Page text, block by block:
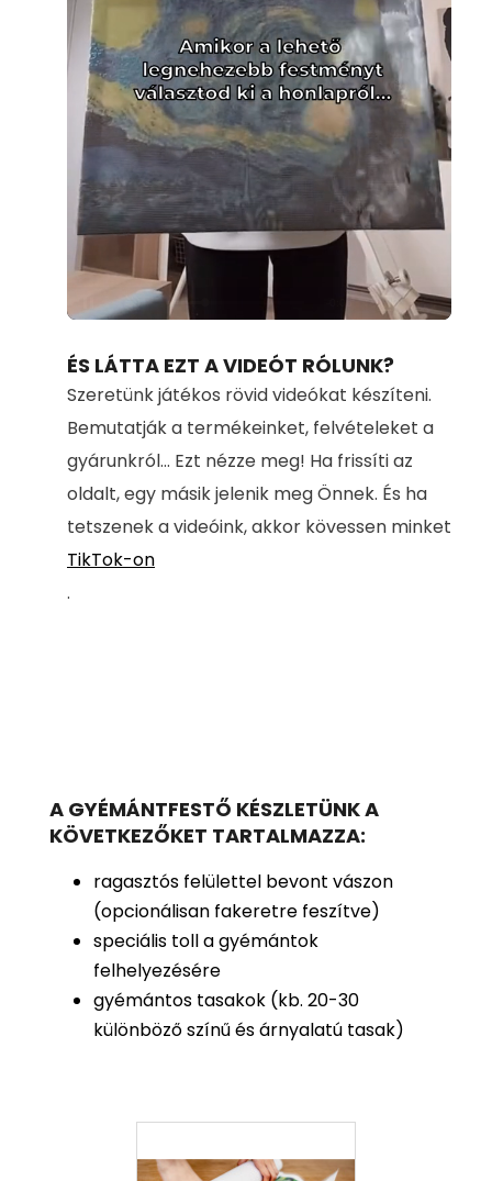
Unmute Loaded
100.00%
ÉS LÁTTA EZT A VIDEÓT RÓLUNK?
Szeretünk játékos rövid videókat készíteni.
Bemutatják a termékeinket, felvételeket a
gyárunkról... Ezt nézze meg! Ha frissíti az
oldalt, egy másik jelenik meg Önnek. És ha
tetszenek a videóink, akkor kövessen minket
TikTok-on
.
A GYÉMÁNTFESTŐ KÉSZLETÜNK A
KÖVETKEZŐKET TARTALMAZZA:
ragasztós felülettel bevont vászon
(opcionálisan fakeretre feszítve)
speciális toll a gyémántok
felhelyezésére
gyémántos tasakok (kb. 20-30
különböző színű és árnyalatú tasak)